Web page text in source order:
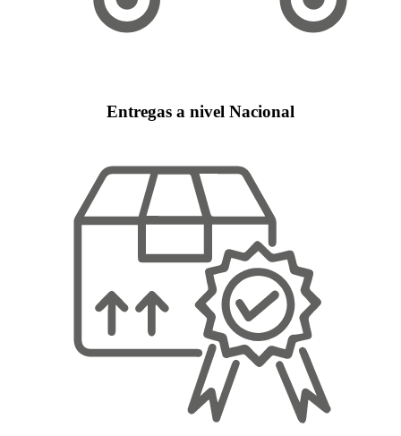
Entregas a nivel Nacional